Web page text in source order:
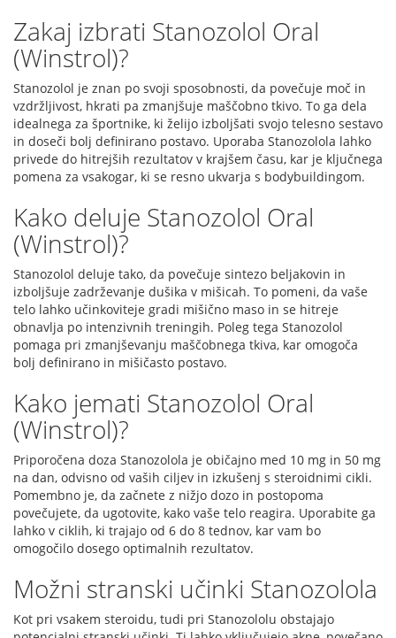
Zakaj izbrati Stanozolol Oral
(Winstrol)?
Stanozolol je znan po svoji sposobnosti, da povečuje moč in
vzdržljivost, hkrati pa zmanjšuje maščobno tkivo. To ga dela
idealnega za športnike, ki želijo izboljšati svojo telesno sestavo
in doseči bolj definirano postavo. Uporaba Stanozolola lahko
privede do hitrejših rezultatov v krajšem času, kar je ključnega
pomena za vsakogar, ki se resno ukvarja s bodybuildingom.
Kako deluje Stanozolol Oral
(Winstrol)?
Stanozolol deluje tako, da povečuje sintezo beljakovin in
izboljšuje zadrževanje dušika v mišicah. To pomeni, da vaše
telo lahko učinkoviteje gradi mišično maso in se hitreje
obnavlja po intenzivnih treningih. Poleg tega Stanozolol
pomaga pri zmanjševanju maščobnega tkiva, kar omogoča
bolj definirano in mišičasto postavo.
Kako jemati Stanozolol Oral
(Winstrol)?
Priporočena doza Stanozolola je običajno med 10 mg in 50 mg
na dan, odvisno od vaših ciljev in izkušenj s steroidnimi cikli.
Pomembno je, da začnete z nižjo dozo in postopoma
povečujete, da ugotovite, kako vaše telo reagira. Uporabite ga
lahko v ciklih, ki trajajo od 6 do 8 tednov, kar vam bo
omogočilo dosego optimalnih rezultatov.
Možni stranski učinki Stanozolola
Kot pri vsakem steroidu, tudi pri Stanozololu obstajajo